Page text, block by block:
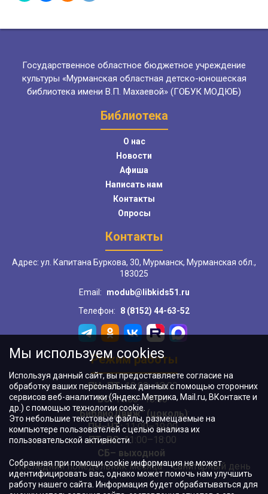
Государственное областное бюджетное учреждение
культуры «Мурманская областная детско-юношеская
библиотека имени В.П. Махаевой» (ГОБУК МОДЮБ)
Библиотека
О нас
Новости
Афиша
Написать нам
Контакты
Опросы
Контакты
Адрес: ул. Капитана Буркова, 30, Мурманск, Мурманская обл.,
183025
Email:
modub@libkids51.ru
Телефон:
8 (8152) 44-63-52
Режим работы
ПН–ПТ:10:00–18:00
ВС:11:00–18:00
"БиблиоДвиж" (цоколь):
ПН–ЧТ:11:00–19:00
ПТ, ВС:11:00–18:00
СБ– выходной
Последний понедельник месяца – санитарный день
Мы используем cookies
Используя данный сайт, вы предоставляете согласие на
обработку ваших персональных данных с помощью сторонних
сервисов веб-аналитики (Яндекс.Метрика, Mail.ru, ВКонтакте и
др.) с помощью технологии cookie.
Это небольшие текстовые файлы, размещаемые на
компьютере пользователей с целью анализа их
пользовательской активности.
Собранная при помощи cookie информация не может
идентифицировать вас, однако может помочь нам улучшить
работу нашего сайта. Информация будет обрабатываться для